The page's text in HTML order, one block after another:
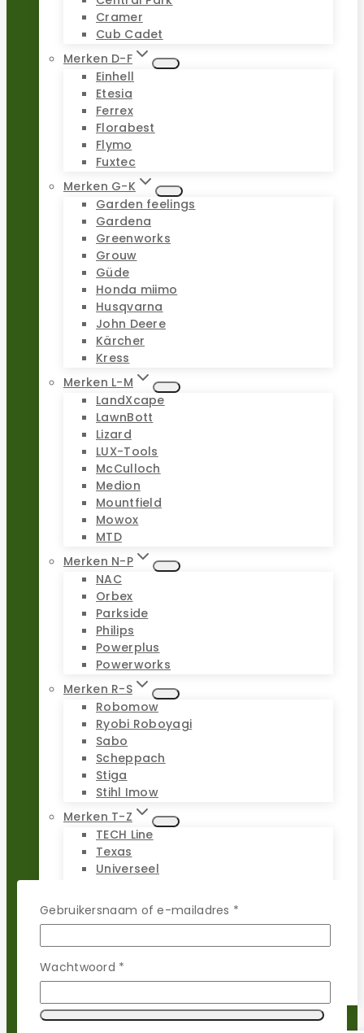
Cramer
Cub Cadet
Merken D-F
Einhell
Etesia
Ferrex
Florabest
Flymo
Fuxtec
Merken G-K
Garden feelings
Gardena
Greenworks
Grouw
Güde
Honda miimo
Husqvarna
John Deere
Kärcher
Kress
Merken L-M
LandXcape
LawnBott
Lizard
LUX-Tools
McCulloch
Medion
Mountfield
Mowox
MTD
Merken N-P
NAC
Orbex
Parkside
Philips
Powerplus
Powerworks
Merken R-S
Robomow
Ryobi Roboyagi
Sabo
Scheppach
Stiga
Stihl Imow
Merken T-Z
TECH Line
Texas
Universeel
WOLF-Garten
Zoef Robot
Reparatie sets
Gebruikersnaam of e-mailadres *
Wachtwoord *